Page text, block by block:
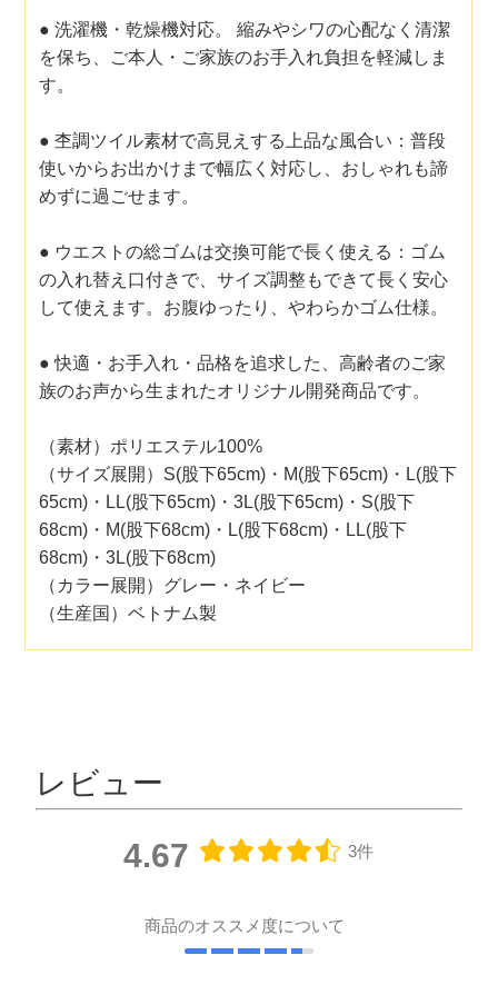
● 洗濯機・乾燥機対応。 縮みやシワの心配なく清潔
を保ち、ご本人・ご家族のお手入れ負担を軽減しま
す。
● 杢調ツイル素材で高見えする上品な風合い：普段
使いからお出かけまで幅広く対応し、おしゃれも諦
めずに過ごせます。
● ウエストの総ゴムは交換可能で長く使える：ゴム
の入れ替え口付きで、サイズ調整もできて長く安心
して使えます。お腹ゆったり、やわらかゴム仕様。
● 快適・お手入れ・品格を追求した、高齢者のご家
族のお声から生まれたオリジナル開発商品です。
（素材）ポリエステル100%
（サイズ展開）S(股下65cm)・M(股下65cm)・L(股下
65cm)・LL(股下65cm)・3L(股下65cm)・S(股下
68cm)・M(股下68cm)・L(股下68cm)・LL(股下
68cm)・3L(股下68cm)
（カラー展開）グレー・ネイビー
（生産国）ベトナム製
レビュー
4.67 3件
商品のオススメ度について